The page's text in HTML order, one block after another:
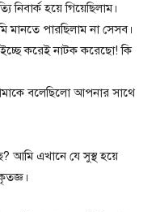
হয়ে গিয়েছিলাম।
পারছিলাম না সেসব।
করেই নাটক করেছো! কি
বলেছিলো আপনার সাথে
আমি এখানে যে সুস্থ হয়ে